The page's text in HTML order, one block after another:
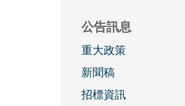
公告訊息
重大政策
新聞稿
招標資訊